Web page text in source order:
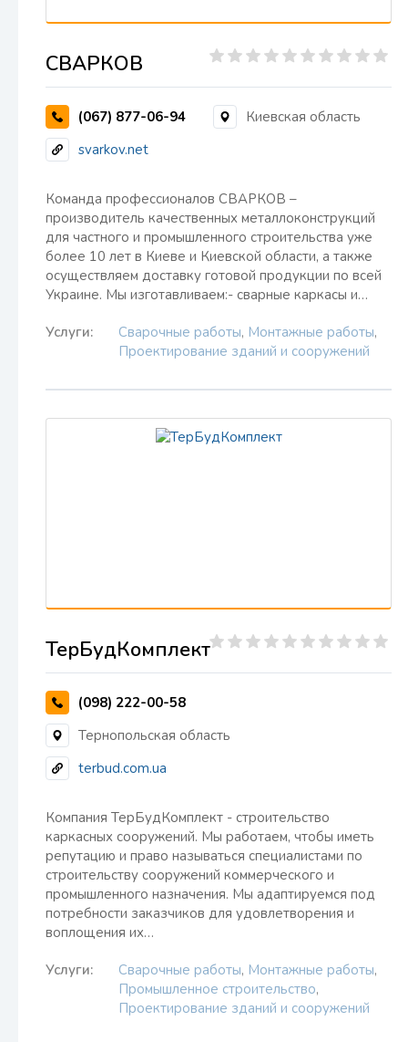
СВАРКОВ
(067) 877-06-94
Киевская область
svarkov.net
Команда профессионалов СВАРКОВ –
производитель качественных металлоконструкций
для частного и промышленного строительства уже
более 10 лет в Киеве и Киевской области, а также
осуществляем доставку готовой продукции по всей
Украине. Мы изготавливаем:- сварные каркасы и…
Услуги: Сварочные работы, Монтажные работы,
Проектирование зданий и сооружений
ТерБудКомплект
(098) 222-00-58
Тернопольская область
terbud.com.ua
Компания ТерБудКомплект - строительство
каркасных сооружений. Мы работаем, чтобы иметь
репутацию и право называться специалистами по
строительству сооружений коммерческого и
промышленного назначения. Мы адаптируемся под
потребности заказчиков для удовлетворения и
воплощения их…
Услуги: Сварочные работы, Монтажные работы,
Промышленное строительство,
Проектирование зданий и сооружений